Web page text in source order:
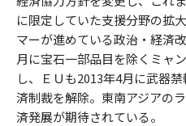
に限定していた支援分野の拡
マーが進めている政治・経済
月に宝石一部品目を除くミャ
し、ＥＵも2013年4月に武器
済制裁を解除。東南アジアの
済発展が期待されている。